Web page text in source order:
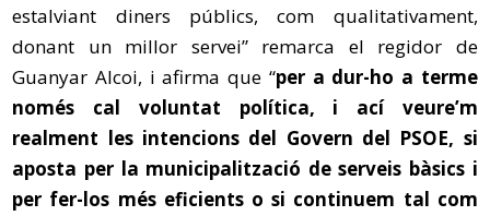
estalviant diners públics, com qualitativament,
donant un millor servei” remarca el regidor de
Guanyar Alcoi, i afirma que “per a dur-ho a terme
només cal voluntat política, i ací veure’m
realment les intencions del Govern del PSOE, si
aposta per la municipalització de serveis bàsics i
per fer-los més eficients o si continuem tal com